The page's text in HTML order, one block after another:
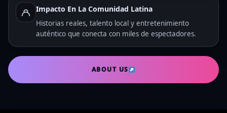
Impacto En La Comunidad Latina
Historias reales, talento local y entretenimiento
auténtico que conecta con miles de espectadores.
ABOUT US